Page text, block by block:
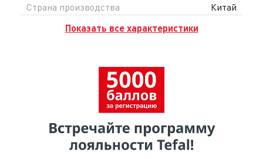
Страна производства
Китай
Показать все характеристики